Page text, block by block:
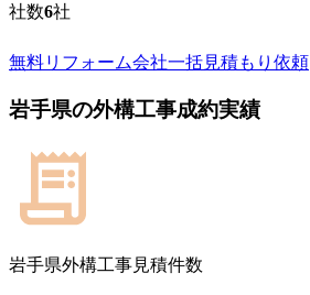
社数6社
無料リフォーム会社一括見積もり依頼
岩手県の外構工事成約実績
岩手県外構工事見積件数